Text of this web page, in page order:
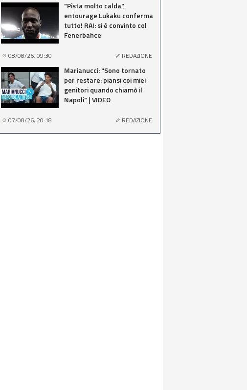
"Pista molto calda",
entourage Lukaku conferma
tutto! RAI: si è convinto col
Fenerbahce
08/08/26, 09:30 REDAZIONE
Marianucci: "Sono tornato
per restare: piansi coi miei
genitori quando chiamò il
Napoli" | VIDEO
07/08/26, 20:18 REDAZIONE